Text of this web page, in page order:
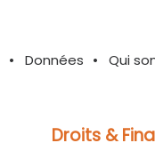
Données Qui
Droits &